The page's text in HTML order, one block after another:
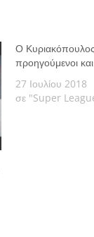
Ο
προηγούμενοι
27 Ιουλίου 2018
σε "Super